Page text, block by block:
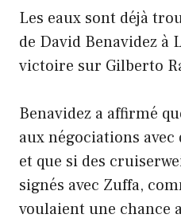
Les eaux sont déjà
de David Benavidez à
victoire sur Gilberto
Benavidez a affirmé
aux négociations
et que si des
signés avec Zuffa,
voulaient une chance